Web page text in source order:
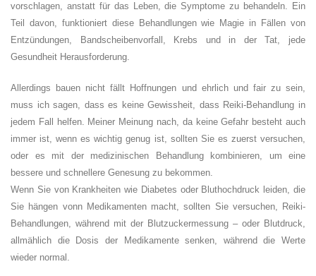
vorschlagen, anstatt für das Leben, die Symptome zu behandeln. Ein
Teil davon, funktioniert diese Behandlungen wie Magie in Fällen von
Entzündungen, Bandscheibenvorfall, Krebs und in der Tat, jede
Gesundheit Herausforderung.
Allerdings bauen nicht fällt Hoffnungen und ehrlich und fair zu sein,
muss ich sagen, dass es keine Gewissheit, dass Reiki-Behandlung in
jedem Fall helfen. Meiner Meinung nach, da keine Gefahr besteht auch
immer ist, wenn es wichtig genug ist, sollten Sie es zuerst versuchen,
oder es mit der medizinischen Behandlung kombinieren, um eine
bessere und schnellere Genesung zu bekommen.
Wenn Sie von Krankheiten wie Diabetes oder Bluthochdruck leiden, die
Sie hängen vonn Medikamenten macht, sollten Sie versuchen, Reiki-
Behandlungen, während mit der Blutzuckermessung – oder Blutdruck,
allmählich die Dosis der Medikamente senken, während die Werte
wieder normal.